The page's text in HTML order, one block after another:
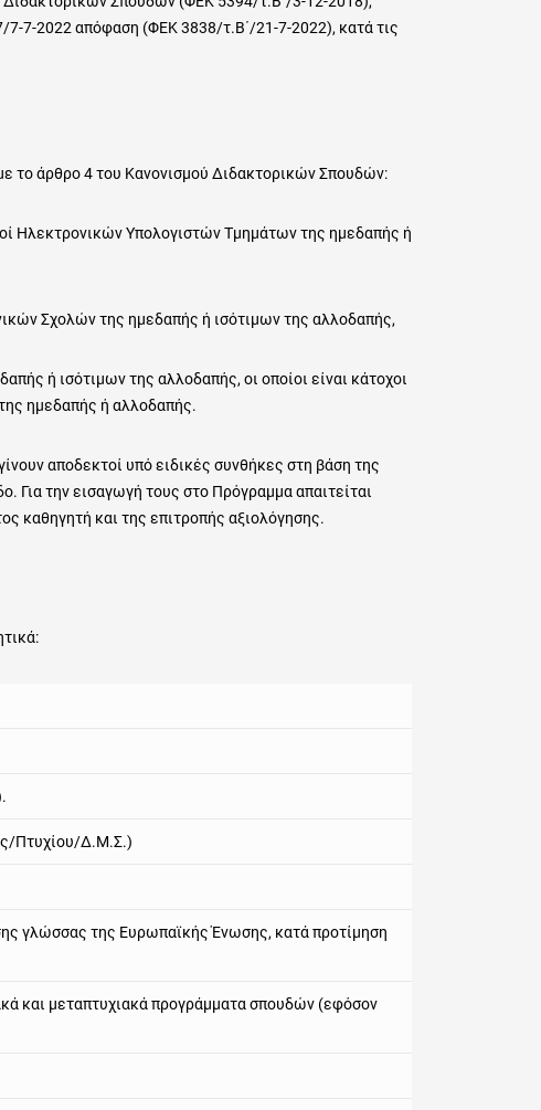
7-7-2022 απόφαση (ΦΕΚ 3838/τ.Β΄/21-7-2022), κατά τις
το άρθρο 4 του Κανονισμού Διδακτορικών Σπουδών:
Ηλεκτρονικών Υπολογιστών Τμημάτων της ημεδαπής ή
Σχολών της ημεδαπής ή ισότιμων της αλλοδαπής,
ή ισότιμων της αλλοδαπής, οι οποίοι είναι κάτοχοι
ημεδαπής ή αλλοδαπής.
αποδεκτοί υπό ειδικές συνθήκες στη βάση της
Για την εισαγωγή τους στο Πρόγραμμα απαιτείται
καθηγητή και της επιτροπής αξιολόγησης.
Πτυχίου/Δ.Μ.Σ.)
γλώσσας της Ευρωπαϊκής Ένωσης, κατά προτίμηση
και μεταπτυχιακά προγράμματα σπουδών (εφόσον